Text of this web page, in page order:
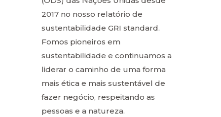
2017 no nosso relatório de
sustentabilidade GRI standard.
Fomos pioneiros em
sustentabilidade e continuamos a
liderar o caminho de uma forma
mais ética e mais sustentável de
fazer negócio, respeitando as
pessoas e a natureza.